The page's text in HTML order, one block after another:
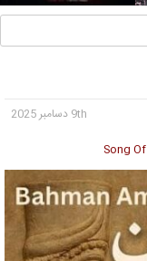
9th دسامبر 2025
Song Of